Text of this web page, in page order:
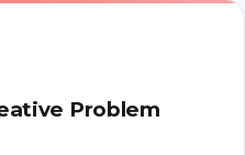
Problem